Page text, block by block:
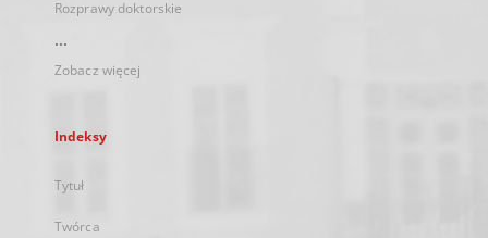
Rozprawy doktorskie
...
Zobacz więcej
Indeksy
Tytuł
Twórca